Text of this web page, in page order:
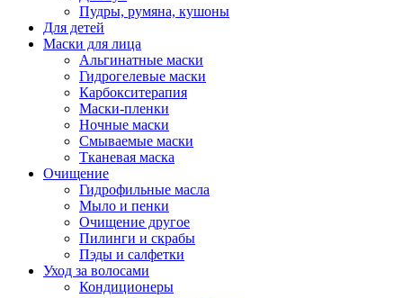
Пудры, румяна, кушоны
Для детей
Маски для лица
Альгинатные маски
Гидрогелевые маски
Карбокситерапия
Маски-пленки
Ночные маски
Смываемые маски
Тканевая маска
Очищение
Гидрофильные масла
Мыло и пенки
Очищение другое
Пилинги и скрабы
Пэды и салфетки
Уход за волосами
Кондиционеры